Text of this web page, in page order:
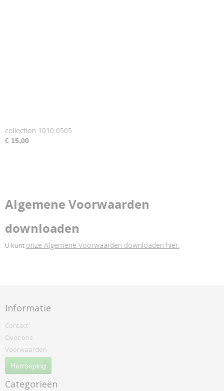
collection 1010 0505
€ 15,00
Algemene Voorwaarden
downloaden
U kunt onze Algemene Voorwaarden downloaden hier.
Informatie
Contact
Over ons
Voorwaarden
Herroeping
Categorieën